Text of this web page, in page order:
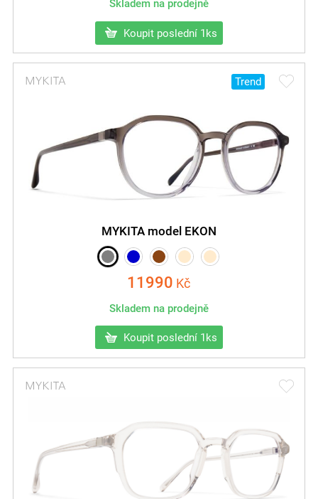
Skladem na prodejně
Koupit poslední 1ks
Trend
MYKITA model EKON
11990 Kč
Skladem na prodejně
Koupit poslední 1ks